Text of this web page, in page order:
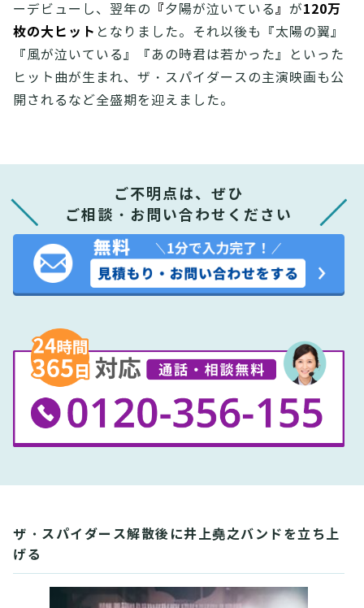
ーデビューし、翌年の 『夕陽が泣いている』 が120万
枚の大ヒット となりました。それ以後も『太陽の翼』
『風が泣いている』『あの時君は若かった』といった
ヒット曲が生まれ、ザ・スパイダースの主演映画も公
開されるなど全盛期を迎えました。
ご不明点は、ぜひ
ご相談・お問い合わせください
ザ・スパイダース解散後に井上堯之バンドを立ち上
げる